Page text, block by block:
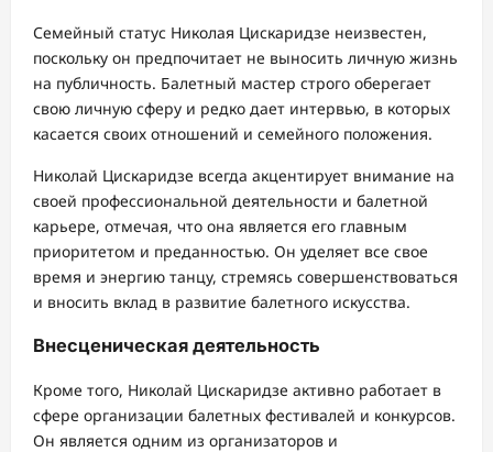
Семейный статус Николая Цискаридзе неизвестен,
поскольку он предпочитает не выносить личную жизнь
на публичность. Балетный мастер строго оберегает
свою личную сферу и редко дает интервью, в которых
касается своих отношений и семейного положения.
Николай Цискаридзе всегда акцентирует внимание на
своей профессиональной деятельности и балетной
карьере, отмечая, что она является его главным
приоритетом и преданностью. Он уделяет все свое
время и энергию танцу, стремясь совершенствоваться
и вносить вклад в развитие балетного искусства.
Внесценическая деятельность
Кроме того, Николай Цискаридзе активно работает в
сфере организации балетных фестивалей и конкурсов.
Он является одним из организаторов и